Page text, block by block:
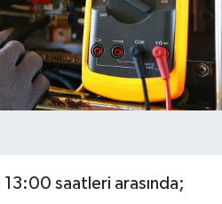
saatleri arasında;